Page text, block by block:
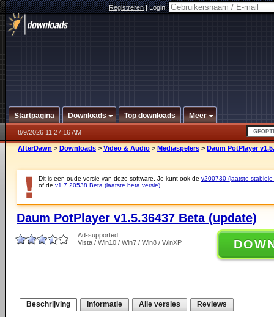
Registreren|Login:
Startpagina Downloads Top downloads Meer
8/9/2026 11:27:16 AM
AfterDawn > Downloads > Video & Audio > Mediaspelers > Daum PotPlayer
Dit is een oude versie van deze software. Je kunt ook de v200730 (laatste stabiele
of de v1.7.20538 Beta (laatste beta versie)
Daum PotPlayer v1.5.36437 Beta (update)
Ad-supported
Vista / Win10 / Win7 / Win8 / WinXP
Beschrijving Informatie Alle versies Reviews